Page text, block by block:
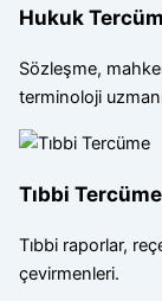
Hukuk
Sözleşme,
terminoloji
Tıbbi Tercüme
Tıbbi raporlar,
çevirmenleri.